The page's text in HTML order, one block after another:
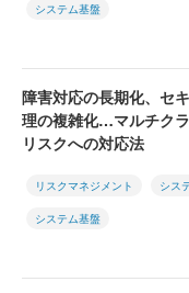
システム基盤
障害対応の長期化、セ
理の複雑化…マルチク
リスクへの対応法
リスクマネジメント シス
システム基盤